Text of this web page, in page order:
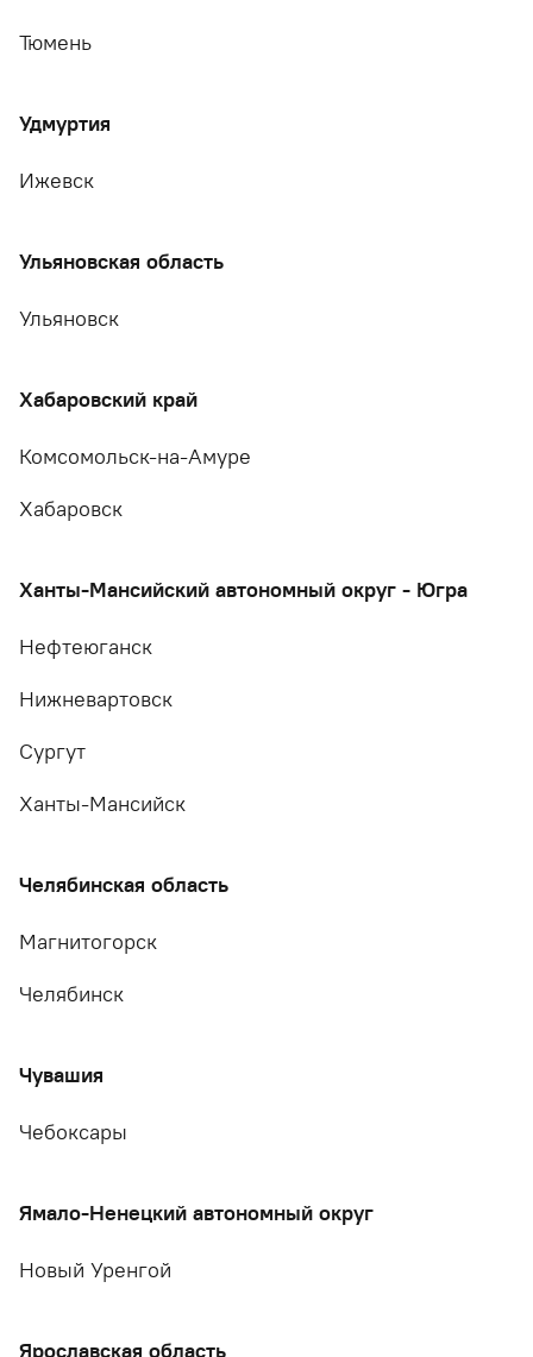
Тюмень
Удмуртия
Ижевск
Ульяновская область
Ульяновск
Хабаровский край
Комсомольск-на-Амуре
Хабаровск
Ханты-Мансийский автономный округ - Югра
Нефтеюганск
Нижневартовск
Сургут
Ханты-Мансийск
Челябинская область
Магнитогорск
Челябинск
Чувашия
Чебоксары
Ямало-Ненецкий автономный округ
Новый Уренгой
Ярославская область